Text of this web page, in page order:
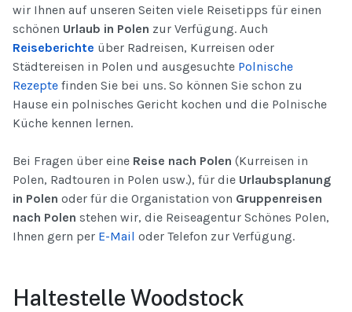
wir Ihnen auf unseren Seiten viele Reisetipps für einen
schönen Urlaub in Polen zur Verfügung. Auch
Reiseberichte über Radreisen, Kurreisen oder
Städtereisen in Polen und ausgesuchte Polnische
Rezepte finden Sie bei uns. So können Sie schon zu
Hause ein polnisches Gericht kochen und die Polnische
Küche kennen lernen.
Bei Fragen über eine Reise nach Polen (Kurreisen in
Polen, Radtouren in Polen usw.), für die Urlaubsplanung
in Polen oder für die Organistation von Gruppenreisen
nach Polen stehen wir, die Reiseagentur Schönes Polen,
Ihnen gern per E-Mail oder Telefon zur Verfügung.
Haltestelle Woodstock